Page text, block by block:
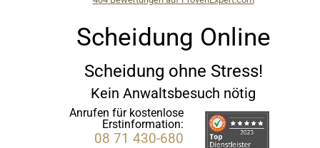
Scheidung Online
Scheidung ohne Stress!
Kein Anwaltsbesuch nötig
Anrufen für kostenlose
Erstinformation:
08 71 430-680
SEGL Rechtsanwälte